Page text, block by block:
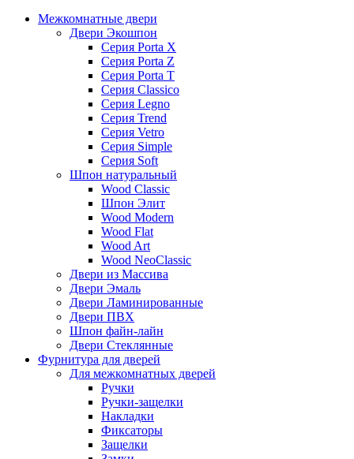
Межкомнатные двери
Двери Экошпон
Серия Porta X
Серия Porta Z
Серия Porta T
Серия Classico
Серия Legno
Серия Trend
Серия Vetro
Серия Simple
Серия Soft
Шпон натуральный
Wood Classic
Шпон Элит
Wood Modern
Wood Flat
Wood Art
Wood NeoClassic
Двери из Массива
Двери Эмаль
Двери Ламинированные
Двери ПВХ
Шпон файн-лайн
Двери Стеклянные
Фурнитура для дверей
Для межкомнатных дверей
Ручки
Ручки-защелки
Накладки
Фиксаторы
Защелки